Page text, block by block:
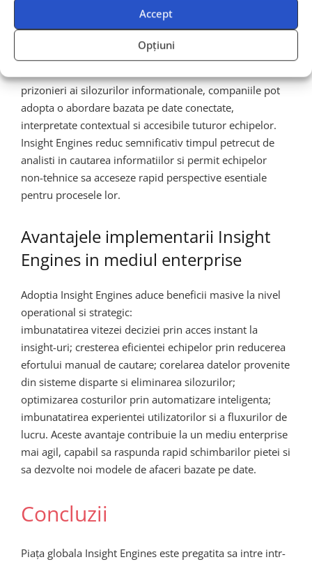
Accept
Opțiuni
reprezinta o oportunitate strategica de a transforma
prizonieri ai silozurilor informationale, companiile pot
adopta o abordare bazata pe date conectate,
interpretate contextual si accesibile tuturor echipelor.
Insight Engines reduc semnificativ timpul petrecut de
analisti in cautarea informatiilor si permit echipelor
non-tehnice sa acceseze rapid perspective esentiale
pentru procesele lor.
Avantajele implementarii Insight
Engines in mediul enterprise
Adoptia Insight Engines aduce beneficii masive la nivel
operational si strategic:
imbunatatirea vitezei deciziei prin acces instant la
insight-uri; cresterea eficientei echipelor prin reducerea
efortului manual de cautare; corelarea datelor provenite
din sisteme disparte si eliminarea silozurilor;
optimizarea costurilor prin automatizare inteligenta;
imbunatatirea experientei utilizatorilor si a fluxurilor de
lucru. Aceste avantaje contribuie la un mediu enterprise
mai agil, capabil sa raspunda rapid schimbarilor pietei si
sa dezvolte noi modele de afaceri bazate pe date.
Concluzii
Piața globala Insight Engines este pregatita sa intre intr-